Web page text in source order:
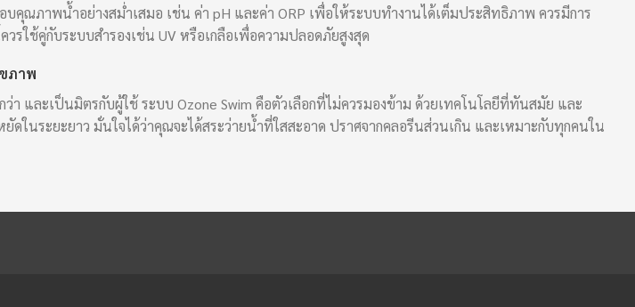
บคุณภาพน้ำอย่างสม่ำเสมอ เช่น ค่า pH และค่า ORP เพื่อให้ระบบทำงานได้เต็มประสิทธิภาพ ควรมีการ
รใช้คู่กับระบบสำรองเช่น UV หรือเกลือเพื่อความปลอดภัยสูงสุด
ภาพ
า และเป็นมิตรกับผู้ใช้ ระบบ Ozone Swim คือตัวเลือกที่ไม่ควรมองข้าม ด้วยเทคโนโลยีที่ทันสมัย และ
นระยะยาว มั่นใจได้ว่าคุณจะได้สระว่ายน้ำที่ใสสะอาด ปราศจากคลอรีนส่วนเกิน และเหมาะกับทุกคนใน